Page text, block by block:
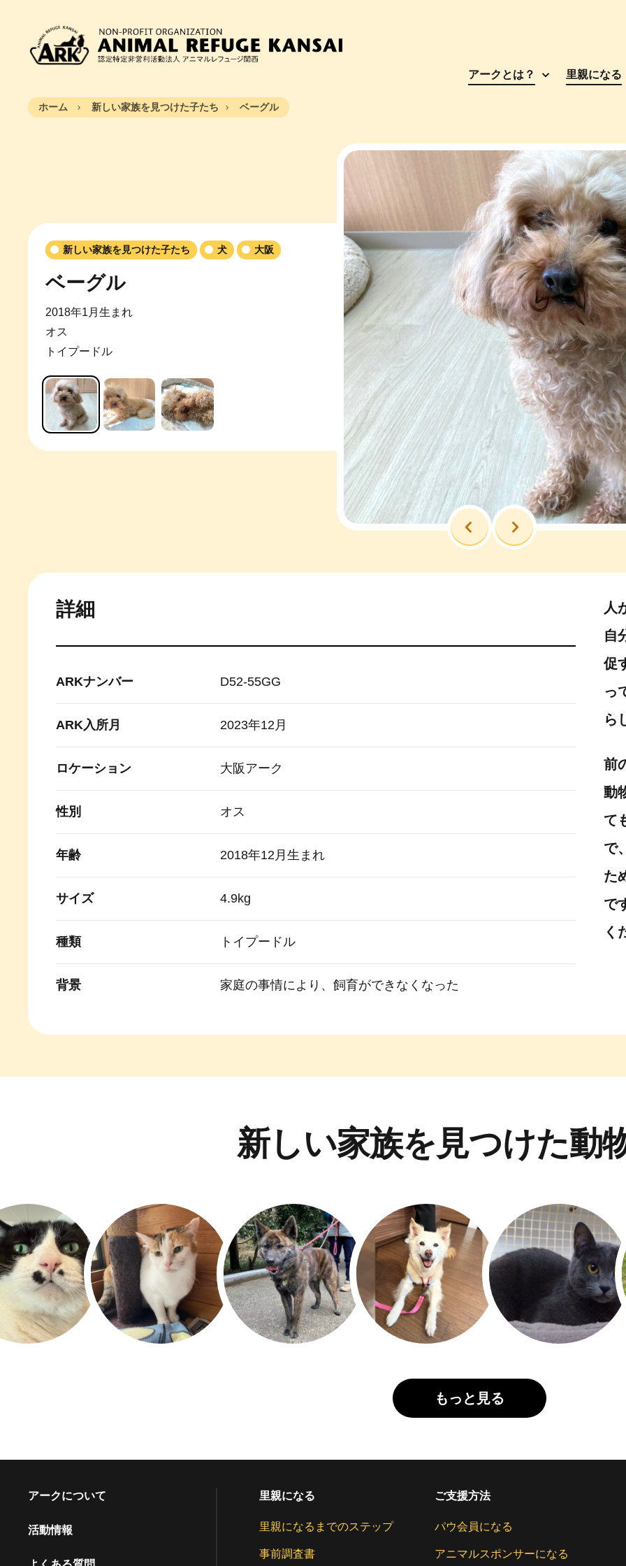
アークとは？ 里親になる
ホーム 新しい家族を見つけた子たち ベーグル
新しい家族を見つけた子たち 犬 大阪
ベーグル
2018年1月生まれ
オス
トイプードル
前へ 次へ
詳細
ARKナンバー D52-55GG
ARK入所月 2023年12月
ロケーション 大阪アーク
性別 オス
年齢 2018年12月生まれ
サイズ 4.9kg
種類 トイプードル
背景 家庭の事情により、飼育ができなくなった
人
自
促
っ
ら
前
動
て
で
た
で
く
新しい家族を見つけた動
もっと見る
アークについて
活動情報
里親になる
里親になるまでのステップ
事前調査書
ご支援方法
パウ会員になる
アニマルスポンサーになる